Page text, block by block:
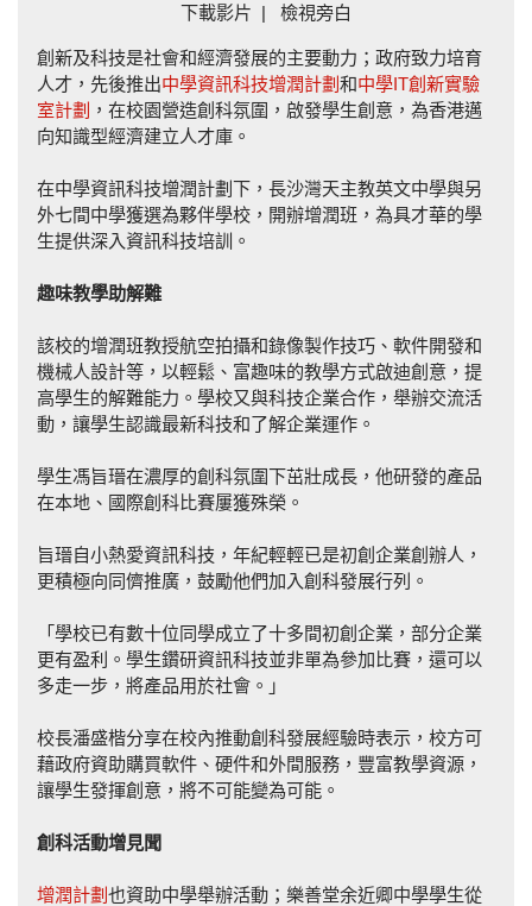
下載影片 | 檢視旁白
創新及科技是社會和經濟發展的主要動力；政府致力培育
人才，先後推出中學資訊科技增潤計劃 和中學IT創新實驗
室計劃 ，在校園營造創科氛圍，啟發學生創意，為香港邁
向知識型經濟建立人才庫。
在中學資訊科技增潤計劃下，長沙灣天主教英文中學與另
外七間中學獲選為夥伴學校，開辦增潤班，為具才華的學
生提供深入資訊科技培訓。
趣味教學助解難
該校的增潤班教授航空拍攝和錄像製作技巧、軟件開發和
機械人設計等，以輕鬆、富趣味的教學方式啟迪創意，提
高學生的解難能力。學校又與科技企業合作，舉辦交流活
動，讓學生認識最新科技和了解企業運作。
學生馮旨瑨在濃厚的創科氛圍下茁壯成長，他研發的產品
在本地、國際創科比賽屢獲殊榮。
旨瑨自小熱愛資訊科技，年紀輕輕已是初創企業創辦人，
更積極向同儕推廣，鼓勵他們加入創科發展行列。
「學校已有數十位同學成立了十多間初創企業，部分企業
更有盈利。學生鑽研資訊科技並非單為參加比賽，還可以
多走一步，將產品用於社會。」
校長潘盛楷分享在校內推動創科發展經驗時表示，校方可
藉政府資助購買軟件、硬件和外間服務，豐富教學資源，
讓學生發揮創意，將不可能變為可能。
創科活動增見聞
增潤計劃 也資助中學舉辦活動；樂善堂余近卿中學學生從